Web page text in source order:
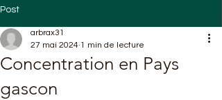
Post
Concentration en Pays
gascon
arbrax31
27 mai 2024 1 min de lecture